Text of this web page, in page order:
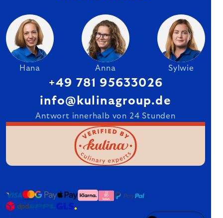
Hana Anna Sylwie
+49 781 95633026
info@kulinagroup.de
Antwort innerhalb von 24 Stunden